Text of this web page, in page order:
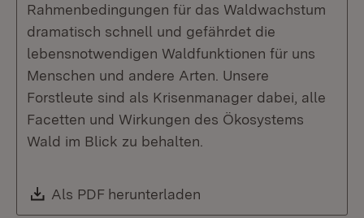
Rahmenbedingungen für das Waldwachstum
dramatisch schnell und gefährdet die
lebensnotwendigen Waldfunktionen für uns
Menschen und andere Arten. Unsere
Forstleute sind als Krisenmanager dabei, alle
Facetten und Wirkungen des Ökosystems
Wald im Blick zu behalten.
Download:
Als PDF herunterladen